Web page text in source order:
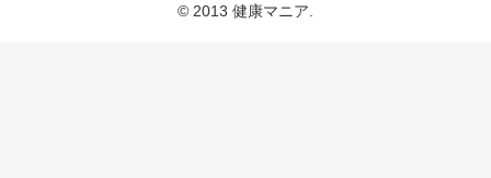
© 2013 健康マニア.